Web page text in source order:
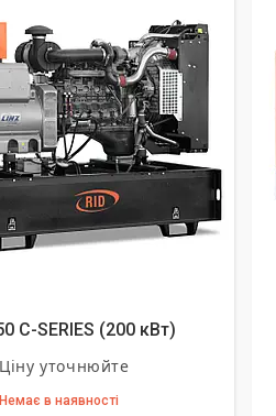
C-SERIES (200 кВт)
Ціну уточнюйте
Немає в наявності